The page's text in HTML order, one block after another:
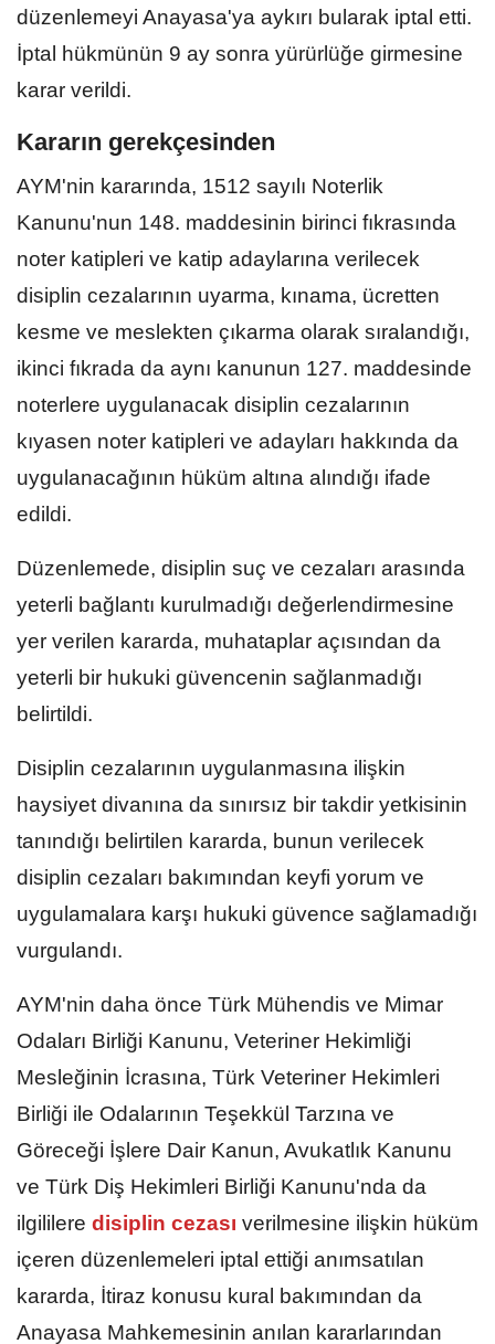
düzenlemeyi Anayasa'ya aykırı bularak iptal etti.
İptal hükmünün 9 ay sonra yürürlüğe girmesine
karar verildi.
Kararın gerekçesinden
AYM'nin kararında, 1512 sayılı Noterlik
Kanunu'nun 148. maddesinin birinci fıkrasında
noter katipleri ve katip adaylarına verilecek
disiplin cezalarının uyarma, kınama, ücretten
kesme ve meslekten çıkarma olarak sıralandığı,
ikinci fıkrada da aynı kanunun 127. maddesinde
noterlere uygulanacak disiplin cezalarının
kıyasen noter katipleri ve adayları hakkında da
uygulanacağının hüküm altına alındığı ifade
edildi.
Düzenlemede, disiplin suç ve cezaları arasında
yeterli bağlantı kurulmadığı değerlendirmesine
yer verilen kararda, muhataplar açısından da
yeterli bir hukuki güvencenin sağlanmadığı
belirtildi.
Disiplin cezalarının uygulanmasına ilişkin
haysiyet divanına da sınırsız bir takdir yetkisinin
tanındığı belirtilen kararda, bunun verilecek
disiplin cezaları bakımından keyfi yorum ve
uygulamalara karşı hukuki güvence sağlamadığı
vurgulandı.
AYM'nin daha önce Türk Mühendis ve Mimar
Odaları Birliği Kanunu, Veteriner Hekimliği
Mesleğinin İcrasına, Türk Veteriner Hekimleri
Birliği ile Odalarının Teşekkül Tarzına ve
Göreceği İşlere Dair Kanun, Avukatlık Kanunu
ve Türk Diş Hekimleri Birliği Kanunu'nda da
ilgililere disiplin cezası verilmesine ilişkin hüküm
içeren düzenlemeleri iptal ettiği anımsatılan
kararda, İtiraz konusu kural bakımından da
Anayasa Mahkemesinin anılan kararlarından